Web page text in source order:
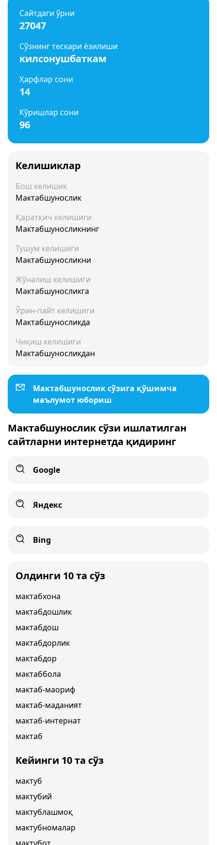
Сайтдаги ўрни
27047
Сўзнинг тескари ёзилиши
килсонушбаткам
Ҳарфлар сони
14
Кўришлар сони
96
Келишиклар
Бош келишик
Мактабшунослик
Қаратқич келишиги
Мактабшуносликнинг
Тушум келишиги
Мактабшуносликни
Жўналиш келишиги
Мактабшуносликга
Ўрин-пайт келишиги
Мактабшуносликда
Чиқиш келишиги
Мактабшуносликдан
Мактабшунослик сўзига қўшимча
маълумот юбориш
Мактабшунослик сўзи ишлатилган
сайтларни интернетда қидиринг
Google
Яндекс
Bing
Олдинги 10 та сўз
мактабхона
мактабдошлик
мактабдош
мактабдорлик
мактабдор
мактаббола
мактаб-маориф
мактаб-маданият
мактаб-интернат
мактаб
Кейинги 10 та сўз
мактуб
мактубий
мактублашмоқ
мактубномалар